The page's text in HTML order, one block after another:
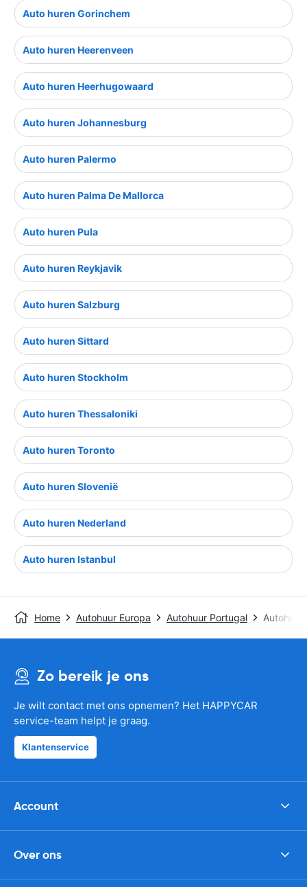
Auto huren Gorinchem
Auto huren Heerenveen
Auto huren Heerhugowaard
Auto huren Johannesburg
Auto huren Palermo
Auto huren Palma De Mallorca
Auto huren Pula
Auto huren Reykjavik
Auto huren Salzburg
Auto huren Sittard
Auto huren Stockholm
Auto huren Thessaloniki
Auto huren Toronto
Auto huren Slovenië
Auto huren Nederland
Auto huren Istanbul
Home Autohuur Europa Autohuur Portugal Autohuur
Zo bereik je ons
Je wilt contact met ons opnemen? Het HAPPYCAR
service-team helpt je graag.
Klantenservice
Account
Over ons